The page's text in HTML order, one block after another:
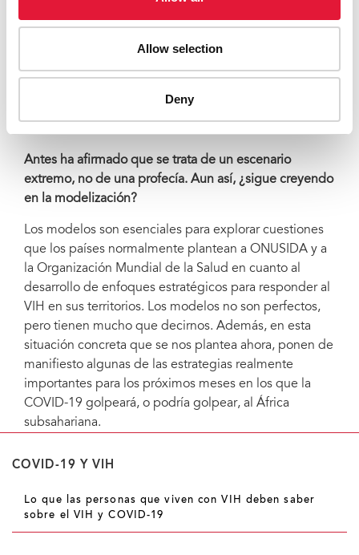
Allow selection
Deny
el número de nuevas infecciones del VIH entre niños
en determinados países de todo el mundo. Es
maternoinfantil dentro de los servicios relacionados
Antes ha afirmado que se trata de un escenario
extremo, no de una profecía. Aun así, ¿sigue creyendo
en la modelización?
Los modelos son esenciales para explorar cuestiones
que los países normalmente plantean a ONUSIDA y a
la Organización Mundial de la Salud en cuanto al
desarrollo de enfoques estratégicos para responder al
VIH en sus territorios. Los modelos no son perfectos,
pero tienen mucho que decirnos. Además, en esta
situación concreta que se nos plantea ahora, ponen de
manifiesto algunas de las estrategias realmente
importantes para los próximos meses en los que la
COVID-19 golpeará, o podría golpear, al África
subsahariana.
COVID-19 Y VIH
Lo que las personas que viven con VIH deben saber
sobre el VIH y COVID-19